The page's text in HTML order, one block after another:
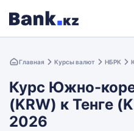
Главная Курсы валют НБРК
Курс Южно-
(KRW) к Тенге
2026